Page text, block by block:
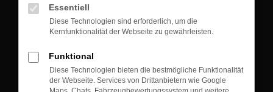
Kontakt:
Tel.: +49 3745 760 90 20
Essentiell
Diese Technologien sind erforderlich, um die
Kernfunktionalität der Webseite zu gewährleisten.
Funktional
Diese Technologien bieten die bestmögliche Funktionalität
der Webseite. Services von Drittanbietern wie Google